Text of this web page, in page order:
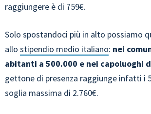
raggiungere è di 759€.
Solo spostandoci più in alto possiamo
allo stipendio medio italiano: nei
abitanti a 500.000 e nei capoluoghi
gettone di presenza raggiunge infatti i
soglia massima di 2.760€.